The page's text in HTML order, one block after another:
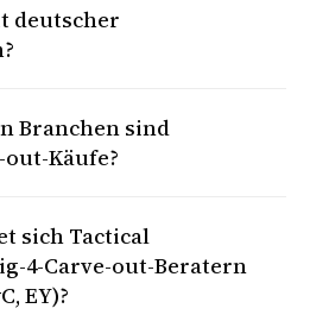
deutscher
Branchen sind
Käufe?
sich Tactical
4-Carve-out-Beratern
EY)?